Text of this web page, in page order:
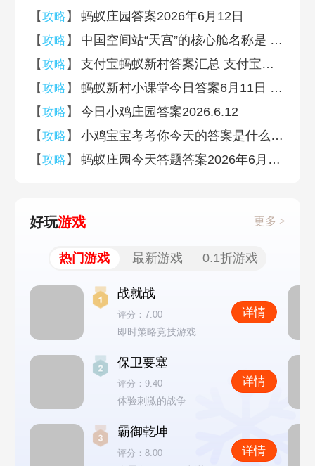
【攻略 】
蚂蚁庄园答案2026年6月12日
【攻略 】
中国空间站“天宫”的核心舱名称是 蚂蚁庄园6月12日答案早知道
【攻略 】
支付宝蚂蚁新村答案汇总 支付宝蚂蚁新村答案大全
【攻略 】
蚂蚁新村小课堂今日答案6月11日 云南小吃烤饵块的主要原料是什么
【攻略 】
今日小鸡庄园答案2026.6.12
【攻略 】
小鸡宝宝考考你今天的答案是什么 蚂蚁庄园小课堂答案汇总2026
【攻略 】 蚂蚁庄园今天答题答案2026年6月12日
好玩游戏 更多 >
热门游戏 最新游戏 0.1折游戏
战就战
评分：7.00
即时策略竞技游戏
详情
保卫要塞
评分：9.40
体验刺激的战争
详情
霸御乾坤
评分：8.00 详情